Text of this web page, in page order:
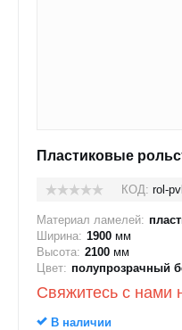
Пластиковые
КОД: rol-
Материал ламелей:
Ширина: 1900 мм
Высота: 2100 мм
Цвет: полупрозрачный
Свяжитесь с нами
В наличии